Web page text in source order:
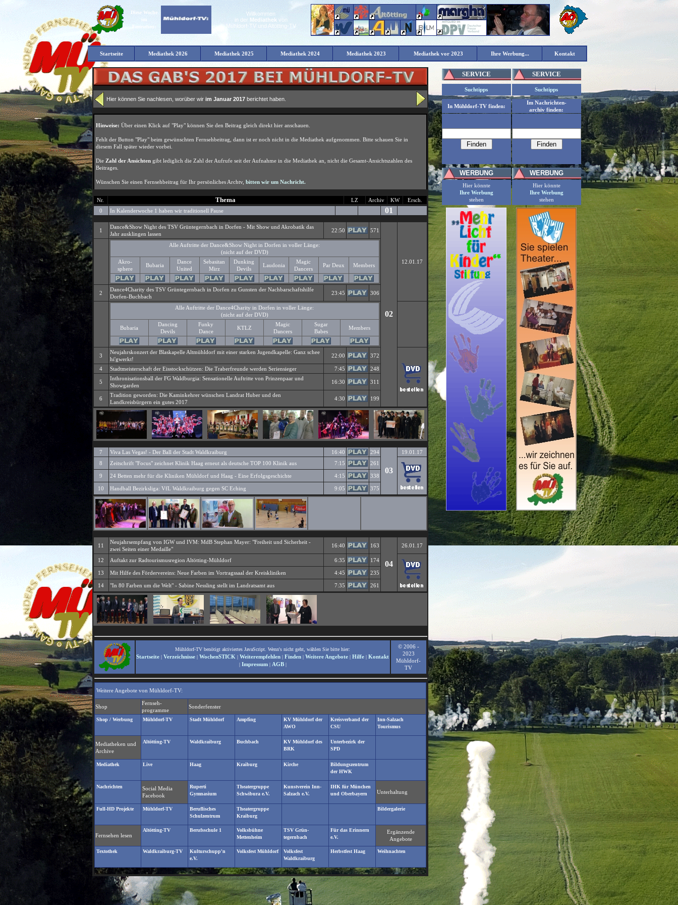
Startseite Mediathek 2026 Mediathek 2025 Mediathek 2024 Mediathek 2023 Mediathek vor 2023 Ihre Werbung... Kontakt
Diese Woche
im
Fernsehen:
Willkommen
in der Mediathek von
Mühldorf-TV und Altötting-TV
Hier können Sie nachlesen, worüber wir im Januar 2017 berichtet haben.
Nr. Thema LZ Archiv KW
Ersch.
0
In Kalenderwoche 1 haben wir traditionell Pause 01
1
Dance&Show Night des TSV Grüntegernbach in Dorfen - Mit Show und Akrobatik das
Jahr ausklingen lassen
22:50 571
02
12.01.17
Alle Auftritte der Dance&Show Night in Dorfen in voller Länge:
(nicht auf der DVD)
Akro-
sphere
Bubaria
Dance
United
Sebasitan
Mirz
Dunking
Devils
Laudonia
Magic
Dancers
Par Deux Members
2
Dance4Charity des TSV Grüntegernbach in Dorfen zu Gunsten der Nachbarschaftshilfe
Dorfen-Buchbach
23:45 306
Alle Auftritte der Dance4Charity in Dorfen in voller Länge:
(nicht auf der DVD)
Bubaria
Dancing
Devils
Funky
Dance
KTLZ
Magic
Dancers
Sugar
Babes
Members
3
Neujahrskonzert der Blaskapelle Altmühldorf mit einer starken Jugendkapelle: Ganz schee
hi'gwerkt!
22:00 372
4 Stadtmeisterschaft der Eisstockschützen: Die Traberfreunde werden Seriensieger 7:45 248
5
Inthronisationsball der FG Waldburgia: Sensationelle Auftritte von Prinzenpaar und
Showgarden
16:30 311
6
Tradition geworden: Die Kaminkehrer wünschen Landrat Huber und den
Landkreisbürgern ein gutes 2017
4:30 199
7 Viva Las Vegas! - Der Ball der Stadt Waldkraiburg 16:40 294
03
19.01.17
8
Zeitschrift "Focus" zeichnet Klinik Haag erneut als deutsche TOP 100 Klinik aus 7:15 261
9 24 Betten mehr für die Kliniken Mühldorf und Haag - Eine Erfolgsgeschichte 4:15 338
10 Handball Bezirksliga: VfL Waldkraiburg gegen SC Eching 9:05 375
11
Neujahrsempfang von IGW und IVM: MdB Stephan Mayer: "Freiheit und Sicherheit -
zwei Seiten einer Medaille"
16:40 163
04
26.01.17
12 Auftakt zur Radtourismusregion Altötting-Mühldorf 6:35 174
13 Mit Hilfe des Fördervereins: Neue Farben im Vortragssaal der Kreiskliniken 4:45 235
14 "In 80 Farben um die Welt" - Sabine Nessling stellt im Landratsamt aus 7:35 261
Mühldorf-TV benötigt aktiviertes JavaScript. Wenn's nicht geht, wählen Sie bitte hier:
Startseite | Verzeichnisse | WochenSTICK | Weiterempfehlen | Finden | Weitere Angebote | Hilfe | Kontakt
| Impressum| AGB|
© 2006 -
2023
Mühldorf-
TV
SERVICE SERVICE
Suchtipps Suchtipps
In Mühldorf-TV finden:
Im Nachrichten-
archiv finden:
WERBUNG WERBUNG
Hier könnte
Ihre Werbung
stehen
Hier könnte
Ihre Werbung
stehen
Die Mediathek von Mühldorf-TV und Altötting-TV - Der Januar 2017